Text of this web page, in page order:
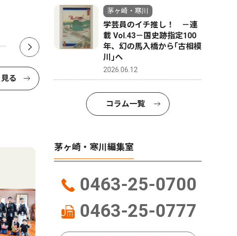
る
茅ヶ崎・寒川
学芸員のイチ推し！ －連
載 Vol.43－国史跡指定100
年、幻の馬入橋から｢古相模
川｣へ
2026.06.12
コラム一覧
茅ヶ崎・寒川編集室
0463-25-0700
0463-25-0777